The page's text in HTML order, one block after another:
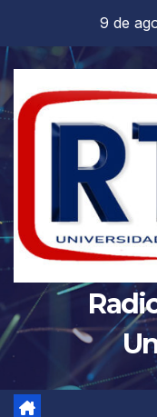
contenido
9 de